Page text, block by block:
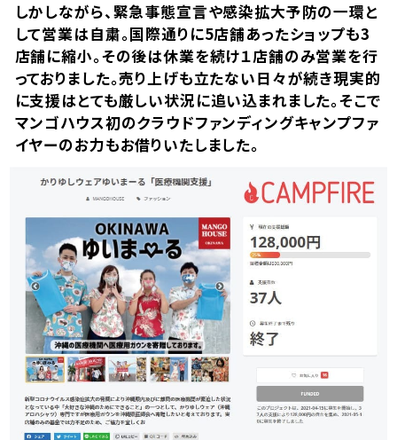
しかしながら、緊急事態宣言や感染拡大予防の一環と
して営業は自粛。国際通りに5店舗あったショップも3
店舗に縮小。その後は休業を続け１店舗のみ営業を行
っておりました。売り上げも立たない日々が続き現実的
に支援はとても厳しい状況に追い込まれました。そこで
マンゴハウス初のクラウドファンディングキャンプファ
イヤーのお力もお借りいたしました。